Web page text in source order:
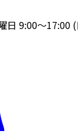
日 9:00〜17:00